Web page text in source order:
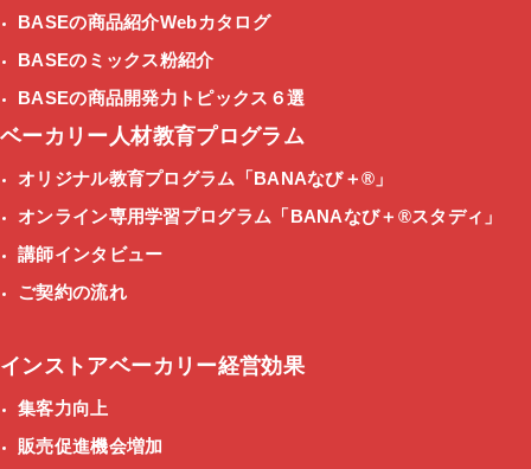
BASEの商品紹介Webカタログ
BASEのミックス粉紹介
BASEの商品開発力トピックス６選
ベーカリー人材教育プログラム
オリジナル教育プログラム 「BANAなび＋®」
オンライン専用学習プログラム 「BANAなび＋®スタディ」
講師インタビュー
ご契約の流れ
インストアベーカリー経営効果
集客力向上
販売促進機会増加